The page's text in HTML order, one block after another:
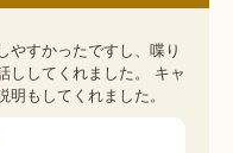
やすかったですし、喋り
ししてくれました。 キャ
もしてくれました。